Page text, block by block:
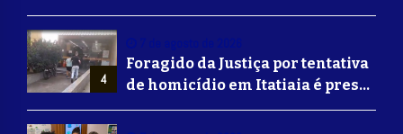
retiradas para usar banheiro
4
Foragido da Justiça por tentativa
de homicídio em Itatiaia é preso
em Volta Redonda